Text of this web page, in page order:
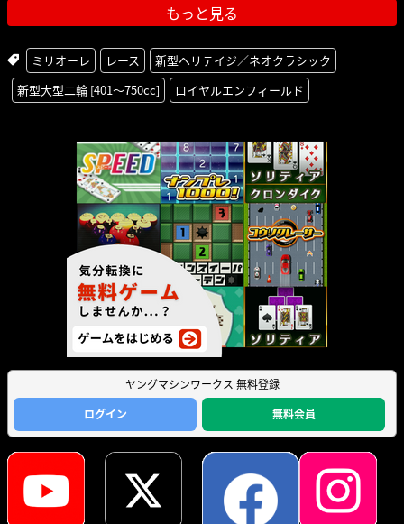
もっと見る
ミリオーレ レース
新型ヘリテイジ／ネオクラシック
新型大型二輪 [401〜750cc]
ロイヤルエンフィールド
ヤングマシンワークス 無料登録
ログイン
無料会員